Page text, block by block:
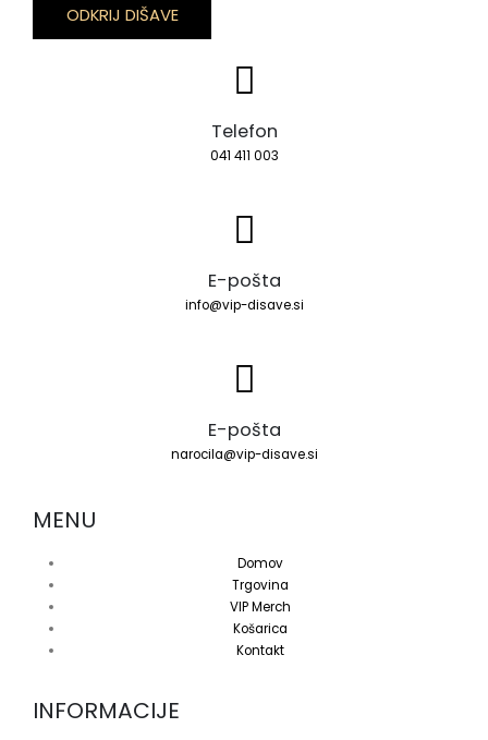
ODKRIJ DIŠAVE
Telefon
041 411 003
E-pošta
info@vip-disave.si
E-pošta
narocila@vip-disave.si
MENU
Domov
Trgovina
VIP Merch
Košarica
Kontakt
INFORMACIJE